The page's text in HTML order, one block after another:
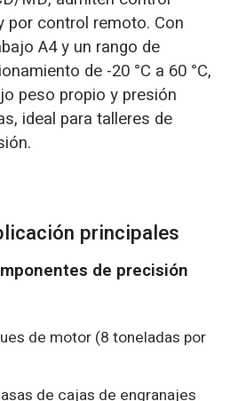
por control remoto. Con
A4 y un rango de
de -20 °C a 60 °C,
peso propio y presión
ideal para talleres de
principales
de precisión
de motor (8 toneladas por
de cajas de engranajes